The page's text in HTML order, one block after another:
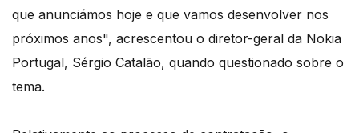
que anunciámos hoje e que vamos desenvolver nos
próximos anos", acrescentou o diretor-geral da Nokia
Portugal, Sérgio Catalão, quando questionado sobre o
tema.